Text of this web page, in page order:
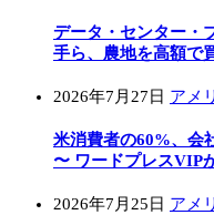
データ・センター・
手ら、農地を高額で
2026年7月27日 アメ
米消費者の60%、会
〜 ワードプレスVIP
2026年7月25日 アメ